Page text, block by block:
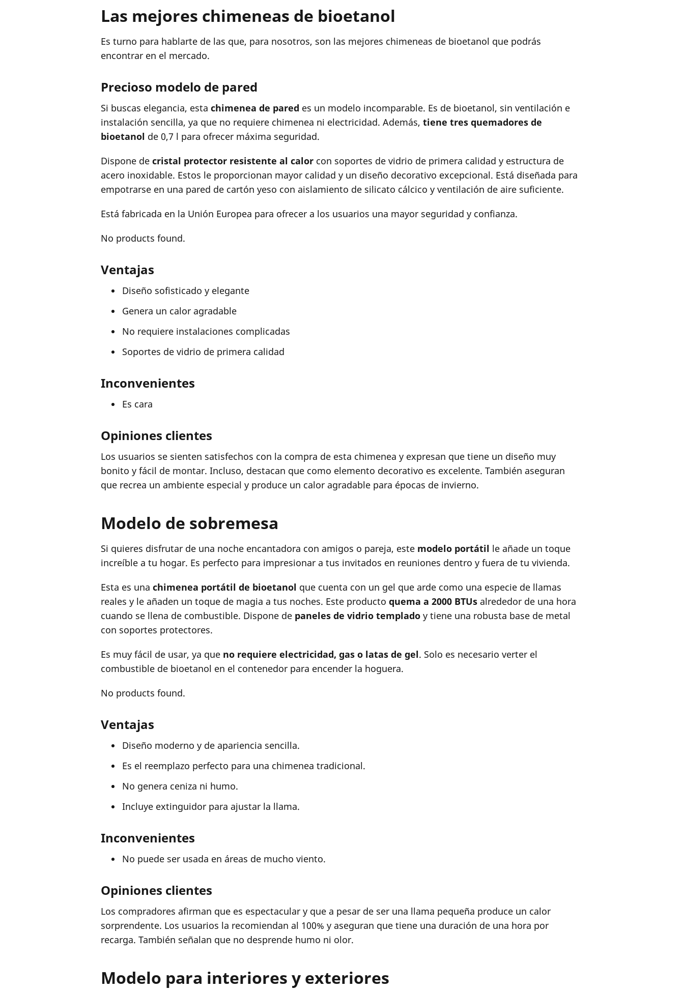
Las mejores chimeneas de bioetanol
Es turno para hablarte de las que, para nosotros, son las mejores chimeneas de bioetanol que podrás
encontrar en el mercado.
Precioso modelo de pared
Si buscas elegancia, esta chimenea de pared es un modelo incomparable. Es de bioetanol, sin ventilación e
instalación sencilla, ya que no requiere chimenea ni electricidad. Además, tiene tres quemadores de
bioetanol de 0,7 l para ofrecer máxima seguridad.
Dispone de cristal protector resistente al calor con soportes de vidrio de primera calidad y estructura de
acero inoxidable. Estos le proporcionan mayor calidad y un diseño decorativo excepcional. Está diseñada para
empotrarse en una pared de cartón yeso con aislamiento de silicato cálcico y ventilación de aire suficiente.
Está fabricada en la Unión Europea para ofrecer a los usuarios una mayor seguridad y confianza.
No products found.
Ventajas
Diseño sofisticado y elegante
Genera un calor agradable
No requiere instalaciones complicadas
Soportes de vidrio de primera calidad
Inconvenientes
Es cara
Opiniones clientes
Los usuarios se sienten satisfechos con la compra de esta chimenea y expresan que tiene un diseño muy
bonito y fácil de montar. Incluso, destacan que como elemento decorativo es excelente. También aseguran
que recrea un ambiente especial y produce un calor agradable para épocas de invierno.
Modelo de sobremesa
Si quieres disfrutar de una noche encantadora con amigos o pareja, este modelo portátil le añade un toque
increíble a tu hogar. Es perfecto para impresionar a tus invitados en reuniones dentro y fuera de tu vivienda.
Esta es una chimenea portátil de bioetanol que cuenta con un gel que arde como una especie de llamas
reales y le añaden un toque de magia a tus noches. Este producto quema a 2000 BTUs alrededor de una hora
cuando se llena de combustible. Dispone de paneles de vidrio templado y tiene una robusta base de metal
con soportes protectores.
Es muy fácil de usar, ya que no requiere electricidad, gas o latas de gel. Solo es necesario verter el
combustible de bioetanol en el contenedor para encender la hoguera.
No products found.
Ventajas
Diseño moderno y de apariencia sencilla.
Es el reemplazo perfecto para una chimenea tradicional.
No genera ceniza ni humo.
Incluye extinguidor para ajustar la llama.
Inconvenientes
No puede ser usada en áreas de mucho viento.
Opiniones clientes
Los compradores afirman que es espectacular y que a pesar de ser una llama pequeña produce un calor
sorprendente. Los usuarios la recomiendan al 100% y aseguran que tiene una duración de una hora por
recarga. También señalan que no desprende humo ni olor.
Modelo para interiores y exteriores